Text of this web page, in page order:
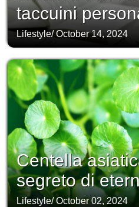
taccuini
Lifestyle/October 14, 2024
Centella
segreto di
Lifestyle/October 02, 2024